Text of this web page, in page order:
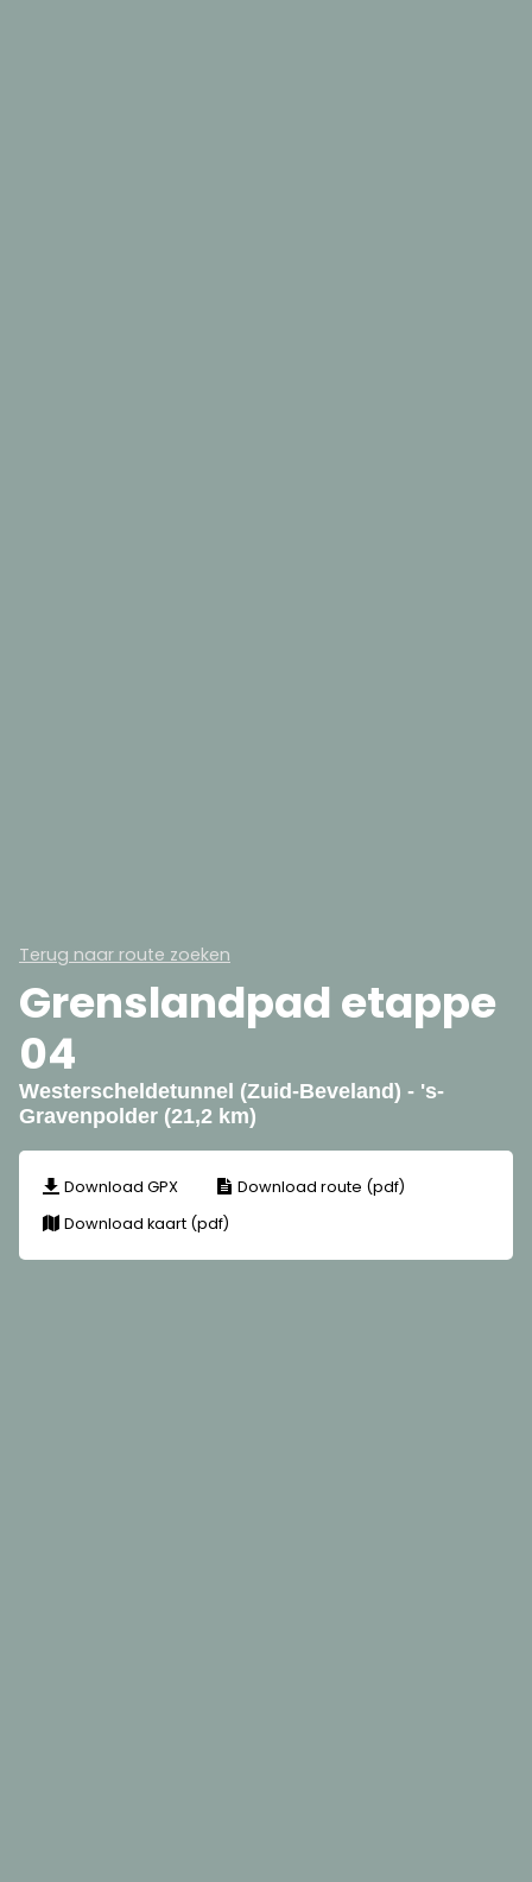
Terug naar route zoeken
Grenslandpad etappe
04
Westerscheldetunnel (Zuid-Beveland) - 's-
Gravenpolder (21,2 km)
Download GPX
Download route (pdf)
Download kaart (pdf)